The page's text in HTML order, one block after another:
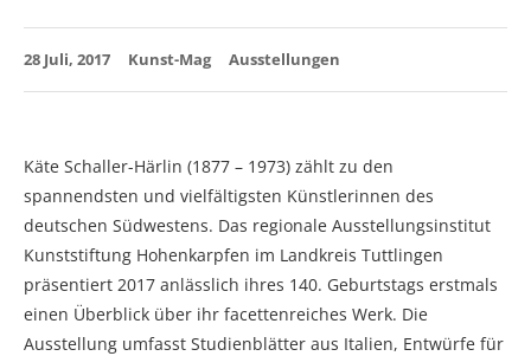
28 Juli, 2017 Kunst-Mag Ausstellungen
Käte Schaller-Härlin (1877 – 1973) zählt zu den
spannendsten und vielfältigsten Künstlerinnen des
deutschen Südwestens. Das regionale Ausstellungsinstitut
Kunststiftung Hohenkarpfen im Landkreis Tuttlingen
präsentiert 2017 anlässlich ihres 140. Geburtstags erstmals
einen Überblick über ihr facettenreiches Werk. Die
Ausstellung umfasst Studienblätter aus Italien, Entwürfe für